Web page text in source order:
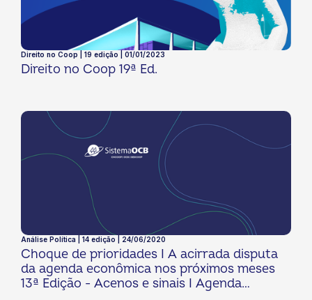
Direito no Coop | 19 edição | 01/01/2023
Direito no Coop 19ª Ed.
Análise Política | 14 edição | 24/06/2020
Choque de prioridades I A acirrada disputa
da agenda econômica nos próximos meses
13ª Edição - Acenos e sinais I Agenda